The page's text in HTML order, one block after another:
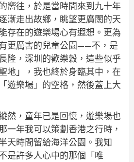
嚮往，於是當時間來到九十年
漸走出故鄉，眺望更廣闊的天
存在的遊樂場心有遐想。更為
更厲害的兒童公園——不，是
隆，深圳的歡樂穀，這些似乎
地」，我也終於身臨其中，在
遊樂場」的空格，然後蓋上大
然，童年已是回憶，遊樂場也
一年我可以策劃香港之行時，
天時間留給海洋公園。我知
是許多人心中的那個「唯